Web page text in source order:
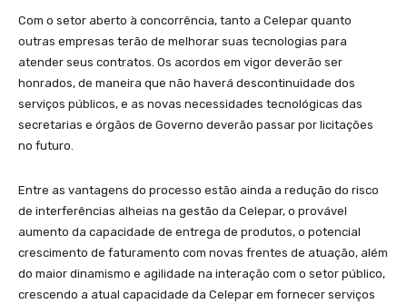
Com o setor aberto à concorrência, tanto a Celepar quanto
outras empresas terão de melhorar suas tecnologias para
atender seus contratos. Os acordos em vigor deverão ser
honrados, de maneira que não haverá descontinuidade dos
serviços públicos, e as novas necessidades tecnológicas das
secretarias e órgãos de Governo deverão passar por licitações
no futuro.
Entre as vantagens do processo estão ainda a redução do risco
de interferências alheias na gestão da Celepar, o provável
aumento da capacidade de entrega de produtos, o potencial
crescimento de faturamento com novas frentes de atuação, além
do maior dinamismo e agilidade na interação com o setor público,
crescendo a atual capacidade da Celepar em fornecer serviços